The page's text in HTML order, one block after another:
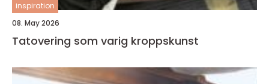
inspiration
08. May 2026
Tatovering som varig kroppskunst